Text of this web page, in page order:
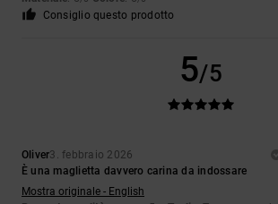
Consiglio questo prodotto
5/5
Oliver3. febbraio 2026
È una maglietta davvero carina da indossare
Mostra originale - English